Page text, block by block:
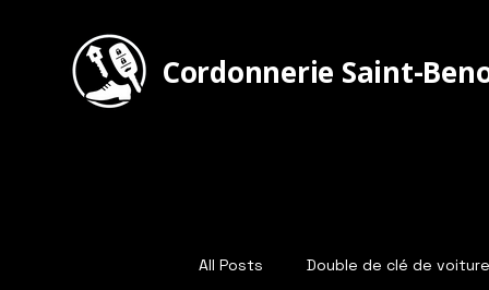
Cordonnerie Saint-
All Posts Double de clé de voiture